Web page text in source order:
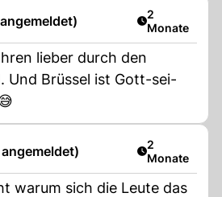
Artikel
2
Monate
lieber durch den
Und Brüssel ist Gott-sei-
Artikel
2
Monate
warum sich die Leute das